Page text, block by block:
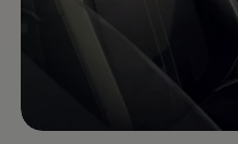
Nueva
Estoy